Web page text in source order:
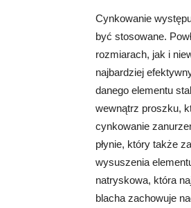
Cynkowanie
być stosowane.
rozmiarach, jak i
najbardziej
danego elementu
wewnątrz proszku,
cynkowanie
płynie, który także
wysuszenia
natryskowa, która
blacha zachowuje